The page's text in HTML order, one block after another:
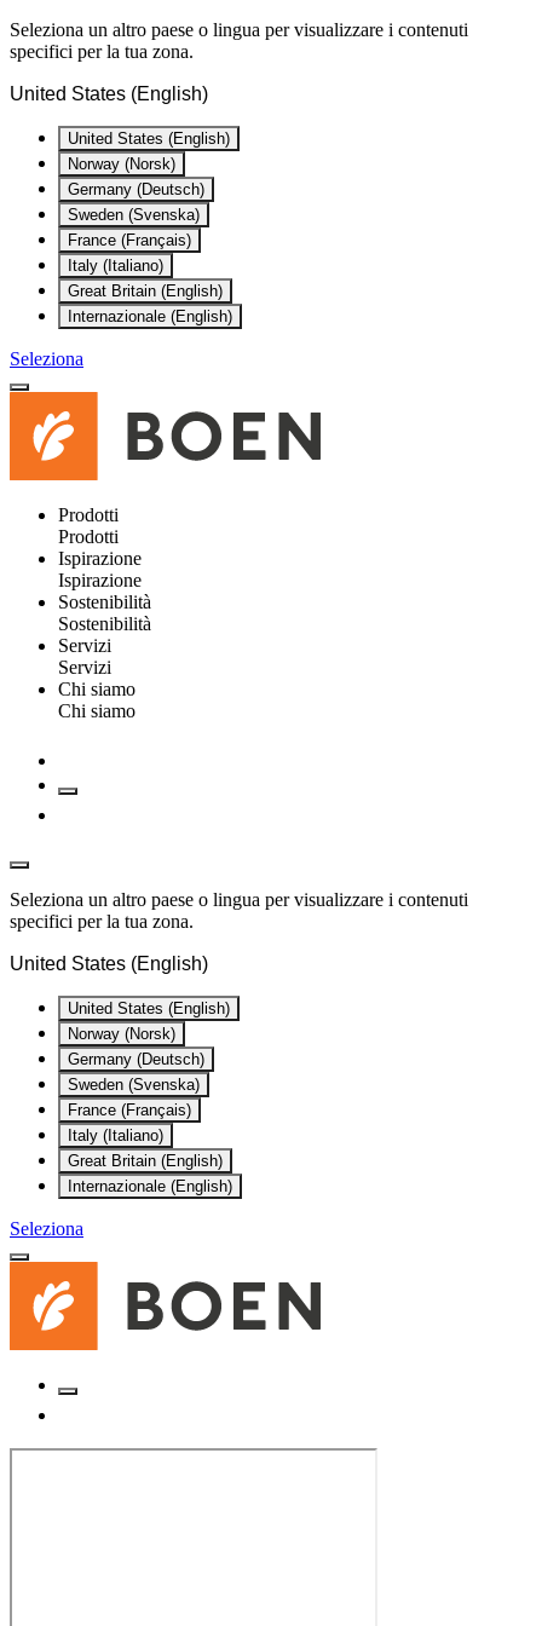
Seleziona un altro paese o lingua per visualizzare i contenuti
specifici per la tua zona.
United States (English)
United States (English)
Norway (Norsk)
Germany (Deutsch)
Sweden (Svenska)
France (Français)
Italy (Italiano)
Great Britain (English)
Internazionale (English)
Seleziona
Prodotti
Prodotti
Ispirazione
Ispirazione
Sostenibilità
Sostenibilità
Servizi
Servizi
Chi siamo
Chi siamo
Seleziona un altro paese o lingua per visualizzare i contenuti
specifici per la tua zona.
United States (English)
United States (English)
Norway (Norsk)
Germany (Deutsch)
Sweden (Svenska)
France (Français)
Italy (Italiano)
Great Britain (English)
Internazionale (English)
Seleziona